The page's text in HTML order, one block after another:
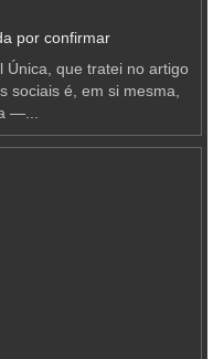
por confirmar
Única, que tratei no artigo
sociais é, em si mesma,
—...